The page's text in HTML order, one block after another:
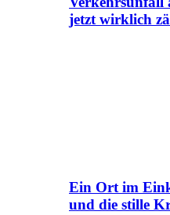
jetzt wirklich
Ein Ort im
und die stille